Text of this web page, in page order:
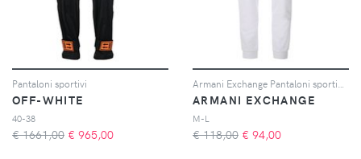
Pantaloni sportivi
OFF-WHITE
40-38
€ 1661,00 € 965,00
Armani Exchange Pantaloni sportivi - Bianco
ARMANI EXCHANGE
M-L
€ 118,00 € 94,00